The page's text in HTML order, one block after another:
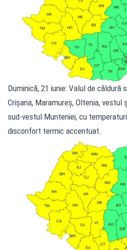
Duminică, 21 iunie: Valul de căldură
Crișana, Maramureș, Oltenia, vestul
sud-vestul Munteniei, cu
disconfort termic accentuat.